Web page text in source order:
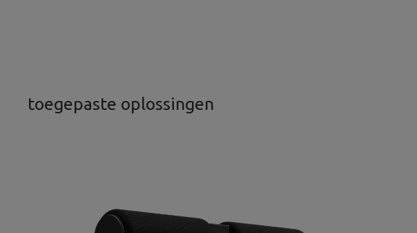
toegepaste oplossingen